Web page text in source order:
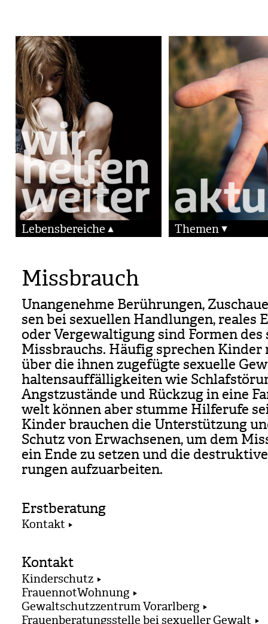
Lebensbereiche Themen
Missbrauch
Unan­ge­nehme Berüh­run­gen,
sen bei sexu­el­len Hand­lun­gen, rea­les
oder Ver­ge­wal­ti­gung sind For­men des
Miss­brauchs. Häu­fig spre­chen Kin­der
über die ihnen zuge­fügte sexu­elle
hal­tens­auf­fäl­lig­kei­ten wie
Angst­zu­stände und Rück­zug in eine
welt kön­nen aber stumme Hil­fe­rufe
Kin­der brau­chen die Unter­stüt­zung
Schutz von Erwach­se­nen, um dem
ein Ende zu set­zen und die
run­gen auf­zu­ar­bei­ten.
Erstberatung
Kontakt
Kontakt
Kinderschutz
FrauennotWohnung
Gewaltschutzzentrum Vorarlberg
Frauenberatungsstelle bei sexueller Gewalt